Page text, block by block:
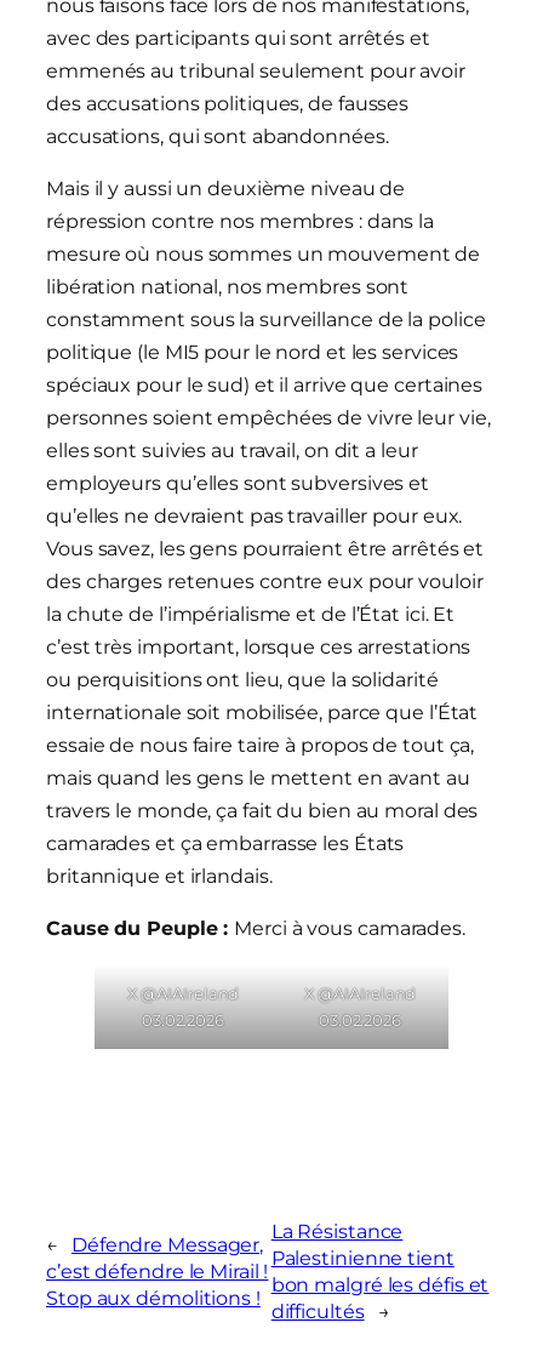
nous faisons face lors de nos manifestations,
avec des participants qui sont arrêtés et
emmenés au tribunal seulement pour avoir
des accusations politiques, de fausses
accusations, qui sont abandonnées.
Mais il y aussi un deuxième niveau de
répression contre nos membres : dans la
mesure où nous sommes un mouvement de
libération national, nos membres sont
constamment sous la surveillance de la police
politique (le MI5 pour le nord et les services
spéciaux pour le sud) et il arrive que certaines
personnes soient empêchées de vivre leur vie,
elles sont suivies au travail, on dit a leur
employeurs qu’elles sont subversives et
qu’elles ne devraient pas travailler pour eux.
Vous savez, les gens pourraient être arrêtés et
des charges retenues contre eux pour vouloir
la chute de l’impérialisme et de l’État ici. Et
c’est très important, lorsque ces arrestations
ou perquisitions ont lieu, que la solidarité
internationale soit mobilisée, parce que l’État
essaie de nous faire taire à propos de tout ça,
mais quand les gens le mettent en avant au
travers le monde, ça fait du bien au moral des
camarades et ça embarrasse les États
britannique et irlandais.
Cause du Peuple : Merci à vous camarades.
X @AIAIreland
03.02.2026
X @AIAIreland
03.02.2026
←
Défendre Messager,
c’est défendre le Mirail !
Stop aux démolitions !
La Résistance
Palestinienne tient
bon malgré les défis et
difficultés
→